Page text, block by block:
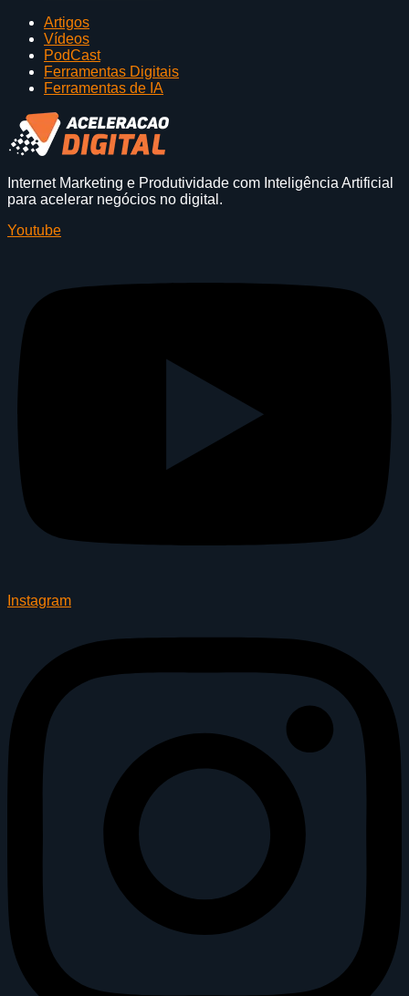
Artigos
Vídeos
PodCast
Ferramentas Digitais
Ferramentas de IA
Internet Marketing e Produtividade com Inteligência Artificial
para acelerar negócios no digital.
Youtube
Instagram